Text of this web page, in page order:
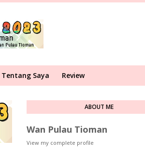
Tentang Saya Review
ABOUT ME
Wan Pulau Tioman
View my complete profile